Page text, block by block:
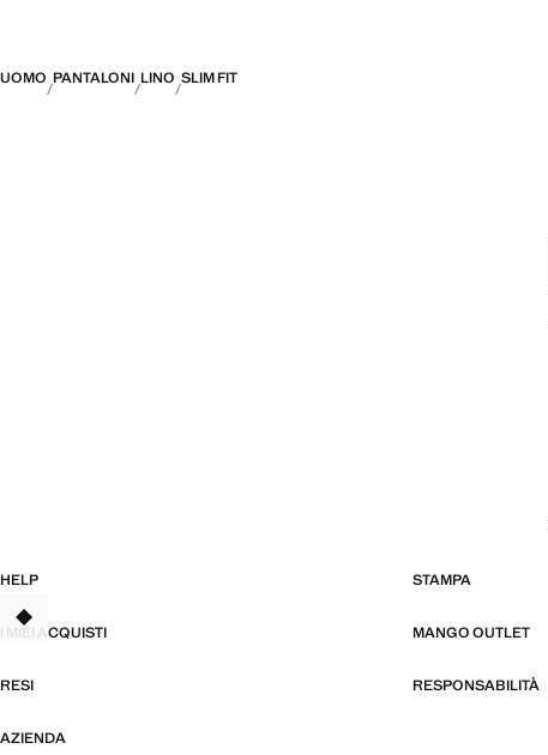
UOMO PANTALONI LINO SLIM FIT
HELP STAMPA
I MIEI ACQUISTI MANGO OUTLET
RESI RESPONSABILITÀ
AZIENDA